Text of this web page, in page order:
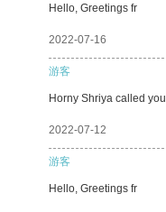
Hello, Greetings fr
2022-07-16
游客
Horny Shriya called you
2022-07-12
游客
Hello, Greetings fr